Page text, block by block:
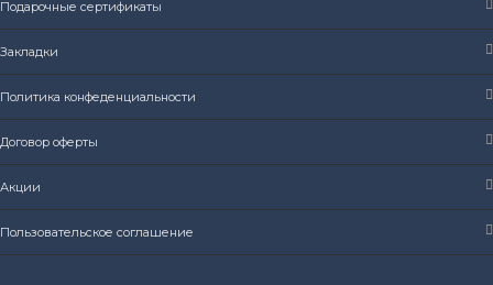
Подарочные сертификаты
Закладки
Политика конфеденциальности
Договор оферты
Акции
Пользовательское соглашение